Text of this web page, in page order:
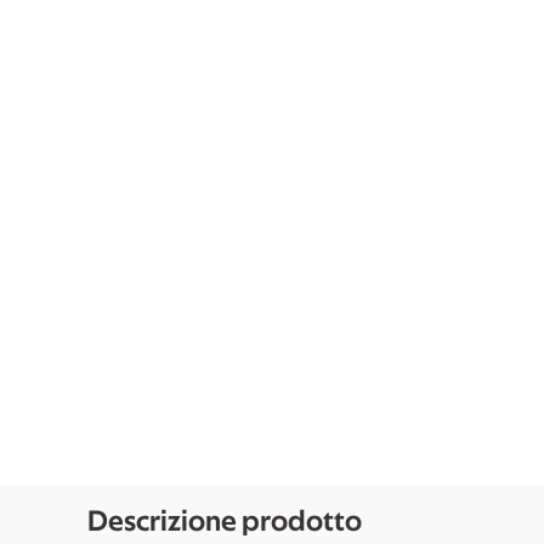
Descrizione prodotto